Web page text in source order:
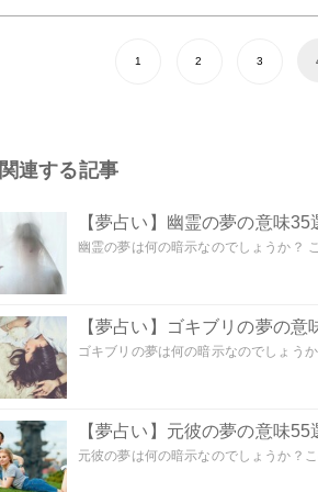
1 2 3
関連する記事
【夢占い】幽霊の夢の意味
幽霊の夢は何の暗示なのでしょうか？
【夢占い】ゴキブリの夢の
ゴキブリの夢は何の暗示なのでしょう
【夢占い】元彼の夢の意味
元彼の夢は何の暗示なのでしょうか？